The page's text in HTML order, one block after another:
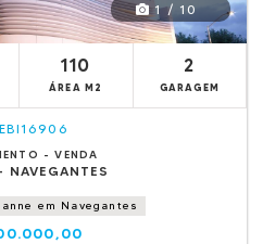
1 / 10
110
ÁREA M2
2
GARAGEM
EBI16906
- VENDA
NAVEGANTES
em Navegantes